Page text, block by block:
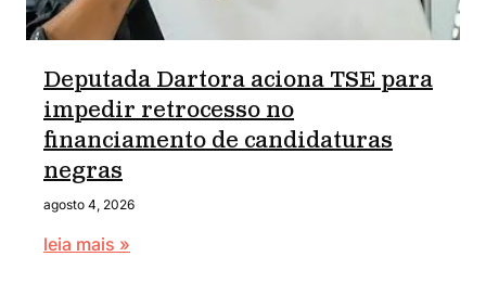
Deputada Dartora aciona TSE para
impedir retrocesso no
financiamento de candidaturas
negras
agosto 4, 2026
leia mais »